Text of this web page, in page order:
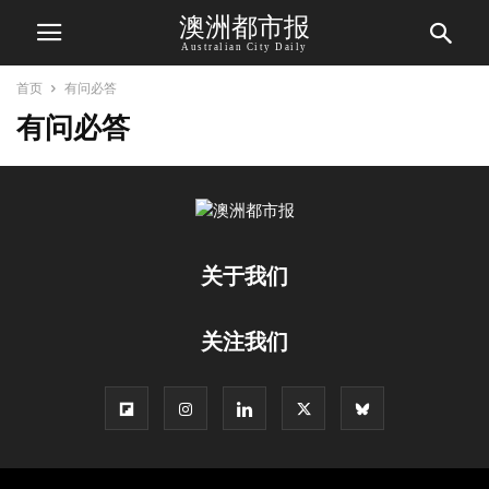
澳洲都市报
Australian City Daily
首页 有问必答
有问必答
关于我们
关注我们